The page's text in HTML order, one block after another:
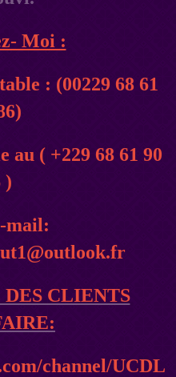
Moi :
: (00229 68 61
au ( +229 68 61 90
)
mail:
CLIENTS
channel/UCDL